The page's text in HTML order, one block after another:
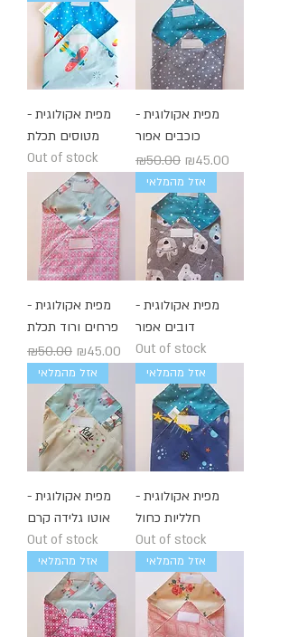
מפית אקולוגית -
מטוסים תכלת
Out of stock
מפית אקולוגית -
כוכבים אפור
Regular Price
₪50.00 Sale Price
₪45.00
מפית אקולוגית -
פרחים ורוד תכלת
Regular Price
₪50.00 Sale Price
₪45.00
אזל מהמלאי
מפית אקולוגית -
דובים אפור
Out of stock
אזל מהמלאי
מפית אקולוגית -
אוטו גלידה קרם
Out of stock
אזל מהמלאי
מפית אקולוגית -
חלליות כחול
Out of stock
אזל מהמלאי אזל מהמלאי